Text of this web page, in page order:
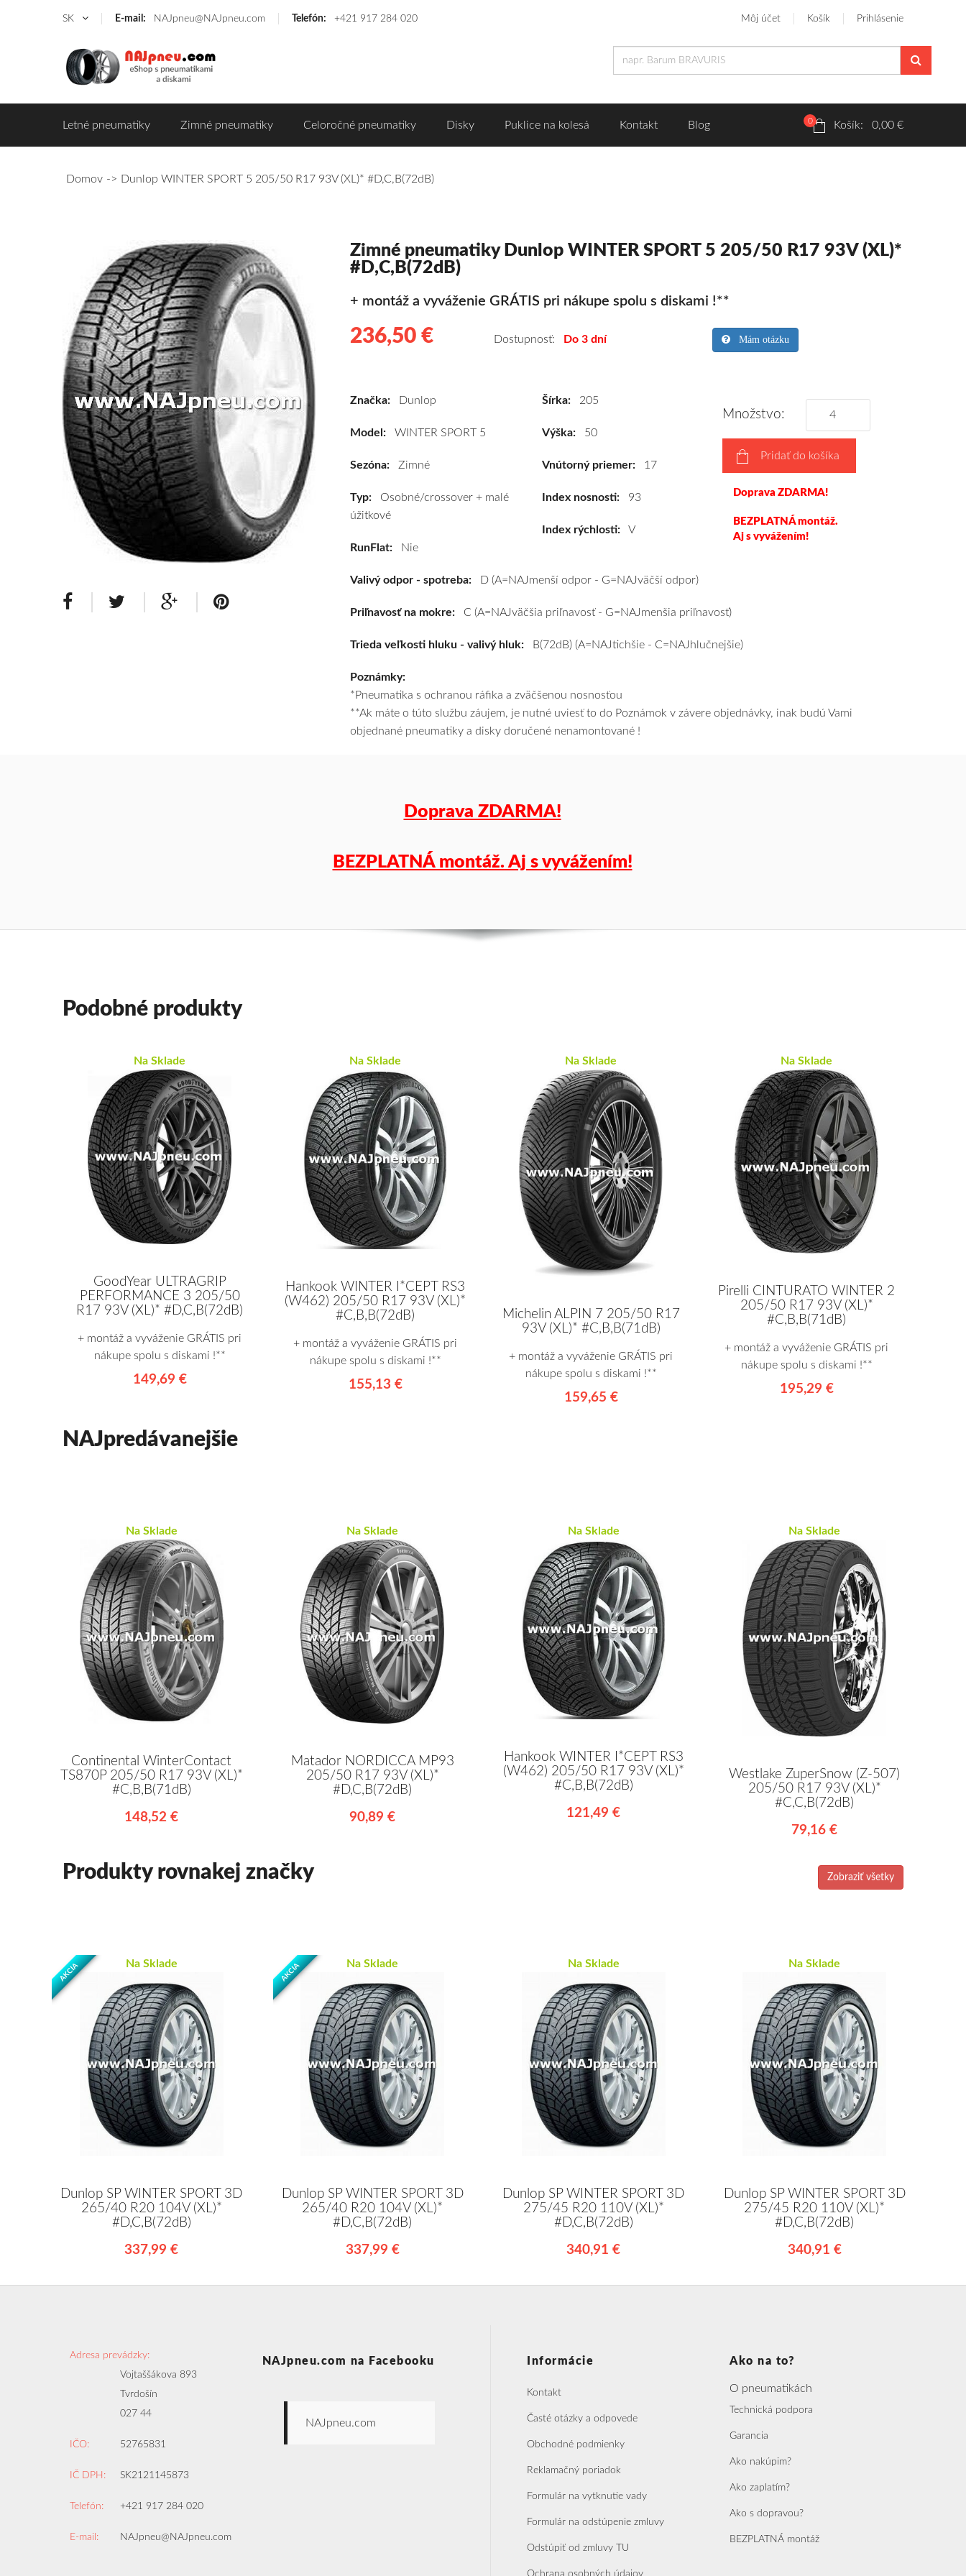
SK E-mail: NAJpneu@NAJpneu.com Telefón: +421 917 284 020 Môj účet Košík Prihlásenie
Letné pneumatiky Zimné pneumatiky Celoročné pneumatiky Disky Puklice na kolesá Kontakt Blog 0 Košík: 0,00 €
Domov Dunlop WINTER SPORT 5 205/50 R17 93V (XL)* #D,C,B(72dB)
Zimné pneumatiky Dunlop WINTER SPORT 5 205/50 R17 93V (XL)*
#D,C,B(72dB)
+ montáž a vyváženie GRÁTIS pri nákupe spolu s diskami !**
236,50 €
5
#D,C,B(72dB)
výhodnú
k
tomu
vám
podľa
výberu
Dostupnosť: Do 3 dní Mám otázku
Značka: Dunlop
Model: WINTER SPORT 5
Sezóna: Zimné
Typ: Osobné/crossover + malé
úžitkové
RunFlat: Nie
Šírka:205
Výška:50
Vnútorný priemer:17
Index nosnosti:93
Index rýchlosti:V
Množstvo:
Pridať do košíka
Doprava ZDARMA!
BEZPLATNÁ montáž.
Aj s vyvážením!
Valivý odpor - spotreba: D (A=NAJmenší odpor - G=NAJväčší odpor)
Priľnavosť na mokre: C (A=NAJväčšia priľnavosť - G=NAJmenšia priľnavosť)
Trieda veľkosti hluku - valivý hluk: B(72dB) (A=NAJtichšie - C=NAJhlučnejšie)
Poznámky:
*Pneumatika s ochranou ráfika a zväčšenou nosnosťou
**Ak máte o túto službu záujem, je nutné uviesť to do Poznámok v závere objednávky, inak budú Vami
objednané pneumatiky a disky doručené nenamontované !
Doprava ZDARMA!
BEZPLATNÁ montáž. Aj s vyvážením!
Podobné produkty
Na Sklade
GoodYear ULTRAGRIP
PERFORMANCE 3 205/50
R17 93V (XL)* #D,C,B(72dB)
+ montáž a vyváženie GRÁTIS pri
nákupe spolu s diskami !**
149,69 €
Na Sklade
Hankook WINTER I*CEPT RS3
(W462) 205/50 R17 93V (XL)*
#C,B,B(72dB)
+ montáž a vyváženie GRÁTIS pri
nákupe spolu s diskami !**
155,13 €
Na Sklade
Michelin ALPIN 7 205/50 R17
93V (XL)* #C,B,B(71dB)
+ montáž a vyváženie GRÁTIS pri
nákupe spolu s diskami !**
159,65 €
Na Sklade
Pirelli CINTURATO WINTER 2
205/50 R17 93V (XL)*
#C,B,B(71dB)
+ montáž a vyváženie GRÁTIS pri
nákupe spolu s diskami !**
195,29 €
NAJpredávanejšie
Na Sklade
Continental WinterContact
TS870P 205/50 R17 93V (XL)*
#C,B,B(71dB)
148,52 €
Na Sklade
Matador NORDICCA MP93
205/50 R17 93V (XL)*
#D,C,B(72dB)
90,89 €
Na Sklade
Hankook WINTER I*CEPT RS3
(W462) 205/50 R17 93V (XL)*
#C,B,B(72dB)
121,49 €
Na Sklade
Westlake ZuperSnow (Z-507)
205/50 R17 93V (XL)*
#C,C,B(72dB)
79,16 €
Produkty rovnakej značky Zobraziť všetky
AKCIA Na Sklade
Dunlop SP WINTER SPORT 3D
265/40 R20 104V (XL)*
#D,C,B(72dB)
337,99 €
AKCIA Na Sklade
Dunlop SP WINTER SPORT 3D
265/40 R20 104V (XL)*
#D,C,B(72dB)
337,99 €
Na Sklade
Dunlop SP WINTER SPORT 3D
275/45 R20 110V (XL)*
#D,C,B(72dB)
340,91 €
Na Sklade
Dunlop SP WINTER SPORT 3D
275/45 R20 110V (XL)*
#D,C,B(72dB)
340,91 €
Adresa prevádzky:
Vojtaššákova 893
Tvrdošín
027 44
IČO: 52765831
IČ DPH: SK2121145873
Telefón: +421 917 284 020
E-mail: NAJpneu@NAJpneu.com
NAJpneu.com na Facebooku
NAJpneu.com
Informácie
Kontakt
Časté otázky a odpovede
Obchodné podmienky
Reklamačný poriadok
Formulár na vytknutie vady
Formulár na odstúpenie zmluvy
Odstúpiť od zmluvy TU
Ochrana osobných údajov
Ako na to?
O pneumatikách
Technická podpora
Garancia
Ako nakúpim?
Ako zaplatím?
Ako s dopravou?
BEZPLATNÁ montáž